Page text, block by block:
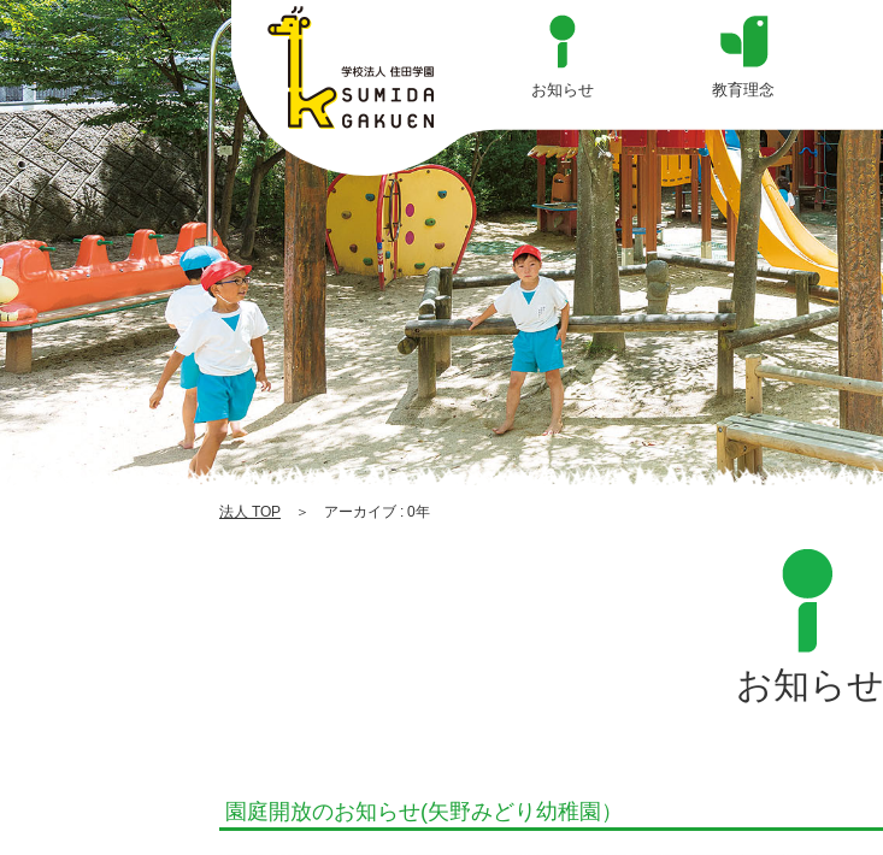
sumida Page
学
校
法
人
住
田
学
園
お知らせ 教育理念
法人 TOP ＞ アーカイブ : 0年
お知らせ
園庭開放のお知らせ(矢野みどり幼稚園）